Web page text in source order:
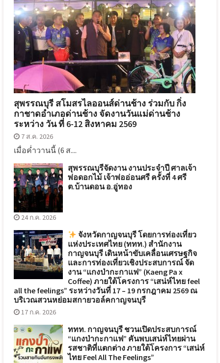
สุพรรณบุรี สโมสรไลออนส์ด่านช้าง ร่วมกับ กิ่ง
กาชาดอำเภอด่านช้าง จัดงานวันแม่ด่านช้าง
ระหว่าง วัน ที่ 6-12 สิงหาคม 2569
7 ส.ค. 2026
เมื่อค่ำวานนี้ (6 ส....
สุพรรณบุรีจัดงาน งานประจำปี ศาลเจ้า
พ่อดอกไม้ เจ้าพ่ออ่อนศรี ครั้งที่ 4 ศรี
ต.บ้านดอน อ.อู่ทอง
24 ก.ค. 2026
จังหวัดกาญจนบุรี โดยการท่องเที่ยว
แห่งประเทศไทย (ททท.) สำนักงาน
กาญจนบุรี เดินหน้าขับเคลื่อนเศรษฐกิจ
และการท่องเที่ยวเชิงประสบการณ์ จัด
งาน “แกงป่ากะกาแฟ” (Kaeng Pa x
Coffee) ภายใต้โครงการ “เสน่ห์ไทย feel
all the feelings” ระหว่างวันที่ 17 – 19 กรกฎาคม 2569 ณ
บริเวณสวนหย่อมสกายวอล์คกาญจนบุรี
17 ก.ค. 2026
ททท. กาญจนบุรี ชวนเปิดประสบการณ์
“แกงป่ากะกาแฟ” คันพบเสน่ห์ไทยผ่าน
รสชาติที่แตกต่าง ภายใต้โครงการ “เสน่ห์
ไทย Feel All The Feelings”